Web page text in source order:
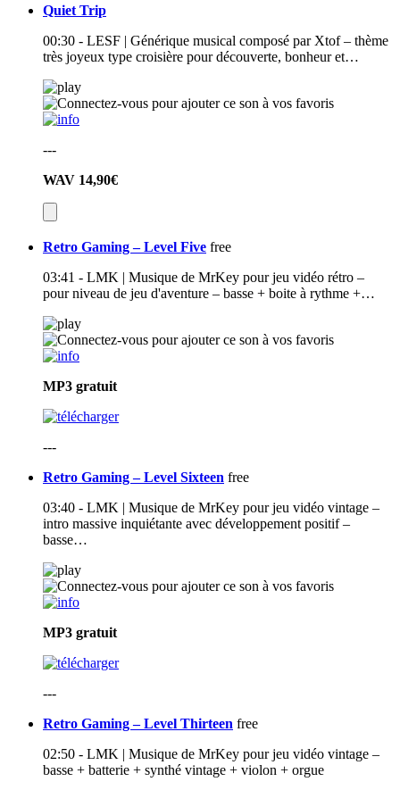
Quiet Trip
00:30 - LESF | Générique musical composé par Xtof – thème
très joyeux type croisière pour découverte, bonheur et…
---
WAV 14,90€
Retro Gaming – Level Five free
03:41 - LMK | Musique de MrKey pour jeu vidéo rétro –
pour niveau de jeu d'aventure – basse + boite à rythme +…
MP3 gratuit
---
Retro Gaming – Level Sixteen free
03:40 - LMK | Musique de MrKey pour jeu vidéo vintage –
intro massive inquiétante avec développement positif –
basse…
MP3 gratuit
---
Retro Gaming – Level Thirteen free
02:50 - LMK | Musique de MrKey pour jeu vidéo vintage –
basse + batterie + synthé vintage + violon + orgue